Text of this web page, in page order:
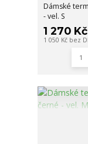
Dámské
- vel. S
1 270 Kč
1 050 Kč bez